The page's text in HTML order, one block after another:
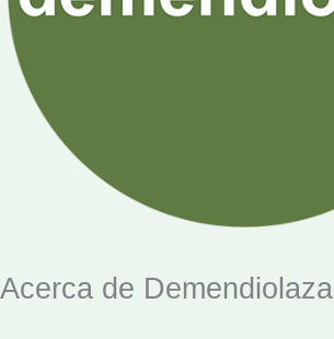
Acerca de Demendiolaza